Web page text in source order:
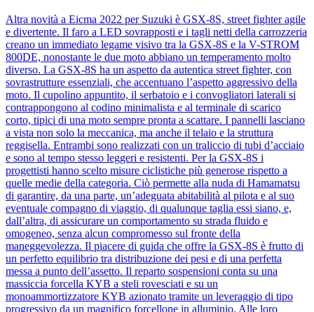
Altra novità a Eicma 2022 per Suzuki è GSX-8S, street fighter agile
e divertente. Il faro a LED sovrapposti e i tagli netti della carrozzeria
creano un immediato legame visivo tra la GSX-8S e la V-STROM
800DE, nonostante le due moto abbiano un temperamento molto
diverso. La GSX-8S ha un aspetto da autentica street fighter, con
sovrastrutture essenziali, che accentuano l’aspetto aggressivo della
moto. Il cupolino appuntito, il serbatoio e i convogliatori laterali si
contrappongono al codino minimalista e al terminale di scarico
corto, tipici di una moto sempre pronta a scattare. I pannelli lasciano
a vista non solo la meccanica, ma anche il telaio e la struttura
reggisella. Entrambi sono realizzati con un traliccio di tubi d’acciaio
e sono al tempo stesso leggeri e resistenti. Per la GSX-8S i
progettisti hanno scelto misure ciclistiche più generose rispetto a
quelle medie della categoria. Ciò permette alla nuda di Hamamatsu
di garantire, da una parte, un’adeguata abitabilità al pilota e al suo
eventuale compagno di viaggio, di qualunque taglia essi siano, e,
dall’altra, di assicurare un comportamento su strada fluido e
omogeneo, senza alcun compromesso sul fronte della
maneggevolezza. Il piacere di guida che offre la GSX-8S è frutto di
un perfetto equilibrio tra distribuzione dei pesi e di una perfetta
messa a punto dell’assetto. Il reparto sospensioni conta su una
massiccia forcella KYB a steli rovesciati e su un
monoammortizzatore KYB azionato tramite un leveraggio di tipo
progressivo da un magnifico forcellone in alluminio. Alle loro